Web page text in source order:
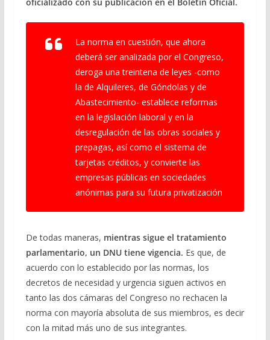
La norma en cuestión, que ahora
deberá ser analizada por el Congreso,
deroga una treintena de leyes -como
la de Alquileres, de Góndolas y de
Abastecimiento- establece reformas
en la legislación laboral y en la
desregulación de las obras sociales y
prepagas, así como el sistema de
tarjetas créditos, y convierte las
empresas públicas en sociedades
anónimas para su futura privatización
De todas maneras, mientras sigue el tratamiento
parlamentario, un DNU tiene vigencia. Es que, de
acuerdo con lo establecido por las normas, los
decretos de necesidad y urgencia siguen activos en
tanto las dos cámaras del Congreso no rechacen la
norma con mayoría absoluta de sus miembros, es decir
con la mitad más uno de sus integrantes.